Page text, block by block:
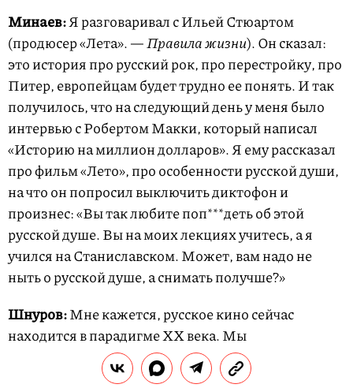
Минаев:Я разговаривал с Ильей Стюартом
(продюсер «Лета». —Правила жизни). Он сказал:
это история про русский рок, про перестройку, про
Питер, европейцам будет трудно ее понять. И так
получилось, что на следующий день у меня было
интервью с Робертом Макки, который написал
«Историю на миллион долларов». Я ему рассказал
про фильм «Лето», про особенности русской души,
на что он попросил выключить диктофон и
произнес: «Вы так любите поп***деть об этой
русской душе. Вы на моих лекциях учитесь, а я
учился на Станиславском. Может, вам надо не
ныть о русской душе, а снимать получше?»
Шнуров:Мне кажется, русское кино сейчас
находится в парадигме XX века. Мы
разговариваем сами с собой, пытаясь ответить
Голливуду. Это полная х***ня, разговор с пустотой.